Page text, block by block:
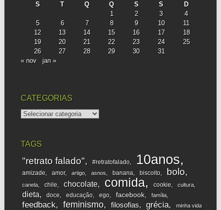
S T Q Q S S
D
1
2 3
4
5
6 7 8 9 10
11
12
13 14 15 16 17
18
19
20 21 22 23 24
25
26
27 28 29 30
31
« nov
jan »
CATEGORIAS
categorias
TAGS
"retrato falado" #retratofalado 10anos
amizade amor artigo asnos banana biscoito bolo
canela chile chocolate comida cookie cultura
dieta doce educação ego facebook família
feedback feminismo filosofias grécia
minha vida